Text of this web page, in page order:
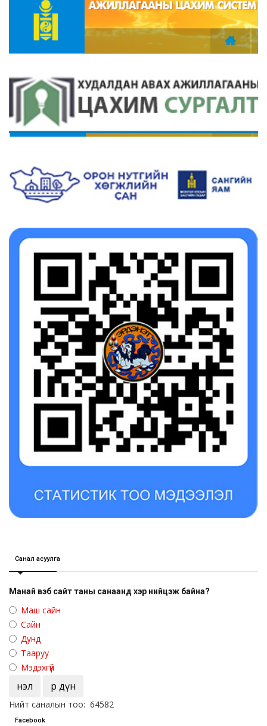
Санал асуулга
Манай вэб сайт таны санаанд хэр нийцэж байна?
Маш сайн
Сайн
Дунд
Тааруу
Мэдэхгүй
Үнэл Үр дүн
Нийт саналын тоо: 64582
Facebook